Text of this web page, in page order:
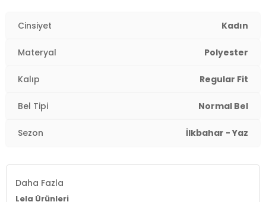
Bel:Normal Bel
Kalıp Bilgisi:
Yaş Grubu:
Cinsiyet Kadın
Materyal Polyester
Kalıp Regular Fit
Bel Tipi Normal Bel
Sezon İlkbahar - Yaz
Daha Fazla
Lela Ürünleri